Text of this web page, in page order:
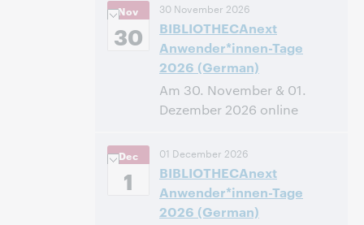
Time [UTC +1]
Inscrivez-vous pour
participer
Nov
30
30 November 2026
BIBLIOTHECAnext
Anwender*innen-Tage
2026 (German)
Am 30. November & 01.
Dezember 2026 online
Time [UTC +1]
Dec
1
01 December 2026
BIBLIOTHECAnext
Anwender*innen-Tage
2026 (German)